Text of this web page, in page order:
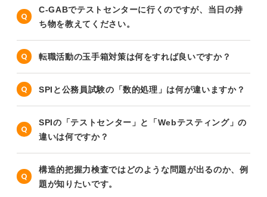
C-GABでテストセンターに行くのですが、当日の持
ち物を教えてください。
転職活動の玉手箱対策は何をすれば良いですか？
SPIと公務員試験の「数的処理」は何が違いますか？
SPIの「テストセンター」と「Webテスティング」の
違いは何ですか？
構造的把握力検査ではどのような問題が出るのか、例
題が知りたいです。